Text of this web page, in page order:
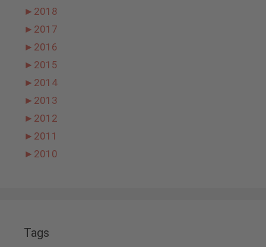
► 2018
► 2017
► 2016
► 2015
► 2014
► 2013
► 2012
► 2011
► 2010
Tags